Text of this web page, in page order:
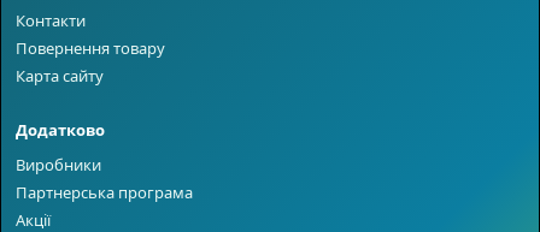
Контакти
Повернення товару
Карта сайту
Додатково
Виробники
Партнерська програма
Акції